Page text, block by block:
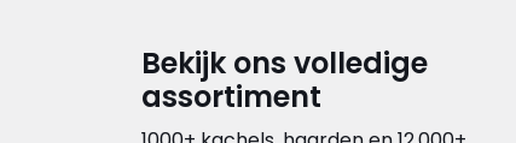
Bekijk ons volledige
assortiment